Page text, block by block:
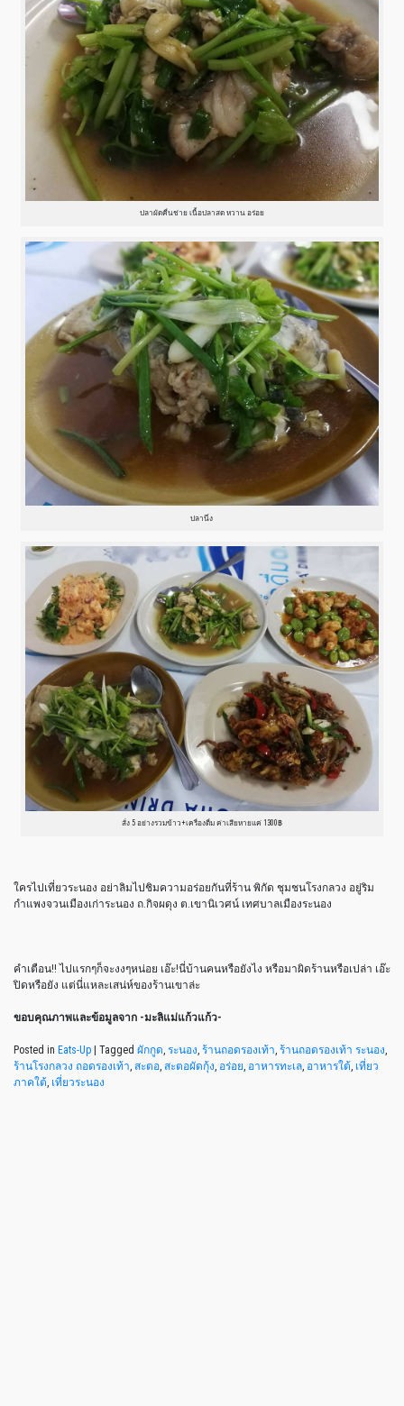
ปลาผัดคื่นช่าย เนื้อปลาสด หวาน อร่อย
ปลานึ่ง
สั่ง 5 อย่างรวมข้าว+เครื่องดื่ม ค่าเสียหายแค่ 1300฿
ใครไปเที่ยวระนอง อย่าลิมไปชิมความอร่อยกันที่ร้าน พิกัด ชุมชนโรงกลวง อยู่ริม
กำแพงจวนเมืองเก่าระนอง ถ.กิจผดุง ต.เขานิเวศน์ เทศบาลเมืองระนอง
คำเตือน!! ไปแรกๆก็จะงงๆหน่อย เอ๊ะ!นี่บ้านคนหรือยังไง หรือมาผิดร้านหรือเปล่า เอ๊ะ
ปิดหรือยัง แต่นี่แหละเสน่ห์ของร้านเขาล่ะ
ขอบคุณภาพและข้อมูลจาก -มะลิแม่แก้วแก้ว-
Posted in Eats-Up Tagged ผักกูด, ระนอง, ร้านถอดรองเท้า, ร้านถอดรองเท้า ระนอง,
ร้านโรงกลวง ถอดรองเท้า, สะตอ, สะตอผัดกุ้ง, อร่อย, อาหารทะเล, อาหารใต้, เที่ยว
ภาคใต้, เที่ยวระนอง